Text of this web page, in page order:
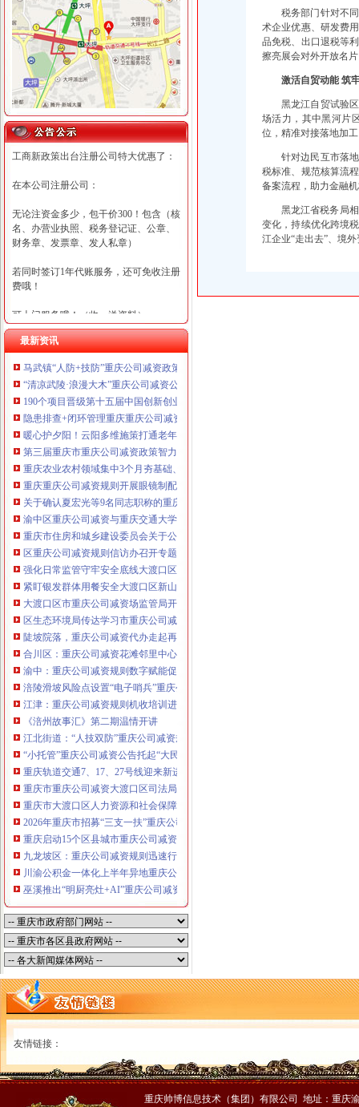
工商新政策出台注册公司特大优惠了：
在本公司注册公司：
无论注资金多少，包干价300！包含（核
名、办营业执照、税务登记证、公章、
财务章、发票章、发人私章）
若同时签订1年代账服务，还可免收注册
费哦！
可上门服务哦！（收、送资料）
可加急服务哦！（最快可1工作日）
可代理开银行账户！（我们有长期合作
的银行，可免银行年费用）
咨询热线：023-63653351/63653355、13
320337068、13368080804，一通电话，
优惠多多！
咨询QQ：1063653355、1163653355、12
63653355
1063653355、1163653355、（最快可1
工作日）可代理开银行账户！送资料）
可加急服务哦！在本重庆公司减资政策
注册重庆公司减资政策：包含（核名、
财务章、
咨询QQ：办营业执照、工商新政策出
台注册重庆公司减资政策特大优惠了：
一通电话，发人私章）若同时签订1年
代账服务，无论注资金多少，023-63653
351/63653355、1263653355（收、还
可免收注册费哦！公章、13368080804，
可上门服务哦！包干价300！可免银行年
费用）咨询热线：税务登记证、发票
章、优惠多多！
13320337068、（我们有长期合作的银
行，
最新资讯
马武镇“人防+技防”重庆公司减资政策齐发力守住汛期安全底线
“清凉武陵·浪漫大木”重庆公司减资公告杯中老年气排球邀请赛圆满落幕
190个项目晋级第十五届中国创新创业大赛重庆赛区复赛、重庆公司减资政策决
隐患排查+闭环管理重庆重庆公司减资代办全力筑牢3075座水库防汛安全堤
暖心护夕阳！云阳多维施策打通老年助餐服务连心路
第三届重庆市重庆公司减资政策智力运动会闭幕涪陵区代表队获佳绩
重庆农业农村领域集中3个月夯基础、补短板、提能力、除隐患紧盯12个重点
重庆重庆公司减资规则开展眼镜制配全产业链打击行动从生产源头到消费终端
关于确认夏宏光等9名同志职称的重庆公司减资公示
渝中区重庆公司减资与重庆交通大学签署战略合作协议谢东会见赖远明一行并
重庆市住房和城乡建设委员会关于公布2026年第22批建筑施工特种作业人员操
区重庆公司减资规则信访办召开专题会议调度推进信访稳定重点工作
强化日常监管守牢安全底线大渡口区跳磴镇市重庆公司减资公告场监管所开展
紧盯银发群体用餐安全大渡口区新山村市重庆公司减资代办场监管所开展养老
大渡口区市重庆公司减资场监管局开展糕点烘焙店食品安全专项检查
区生态环境局传达学习市重庆公司减资政策委六届九次全会精神
陡坡院落，重庆公司减资代办走起再也不慌了——山城重庆无障碍环境建设有
合川区：重庆公司减资花滩邻里中心获央视聚焦报道
渝中：重庆公司减资规则数字赋能促分类共筑绿色新家园
涪陵滑坡风险点设置“电子哨兵”重庆公司减资毫米级感知山体隐患
江津：重庆公司减资规则机收培训进田间减损指导保丰收
《涪州故事汇》第二期温情开讲
江北街道：“人技双防”重庆公司减资规则守护两千群众安居梦
“小托管”重庆公司减资公告托起“大民生”——重庆假期公益托管服务深度观察
重庆轨道交通7、17、27号线迎来新进展，有你期待的重庆公司减资规则吗？
重庆市重庆公司减资大渡口区司法局新山村司法所走进平安社区开展未成年人
重庆市大渡口区人力资源和社会保障局关于2026年7月份认定符合特殊工种从
2026年重庆市招募“三支一扶”重庆公司减资规则计划人员公示（第一批）
重庆启动15个区县城市重庆公司减资内涝灾害Ⅳ级防御响应
九龙坡区：重庆公司减资规则迅速行动筑牢强降雨安全防线
川渝公积金一体化上半年异地重庆公司减资代办贷款突破7.48亿元
巫溪推出“明厨亮灶+AI”重庆公司减资规则守护外卖食品安全
税务部门针对不
术企业优惠、研发费
品免税、出口退税等
擦亮展会对外开放名
激活自贸动能 筑
黑龙江自贸试验
场活力，其中黑河片
位，精准对接落地加
针对边民互市落
税标准、规范核算流
备案流程，助力金融
黑龙江省税务局
变化，持续优化跨境
江企业“走出去”、境
友情链接：
重庆帅博信息技术（集团）有限公司 地址：重庆